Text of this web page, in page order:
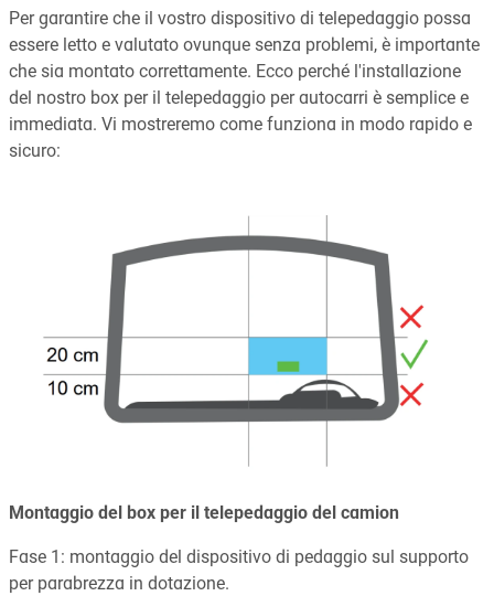
Per garantire che il vostro dispositivo di telepedaggio possa
essere letto e valutato ovunque senza problemi, è importante
che sia montato correttamente. Ecco perché l'installazione
del nostro box per il telepedaggio per autocarri è semplice e
immediata. Vi mostreremo come funziona in modo rapido e
sicuro:
Montaggio del box per il telepedaggio del camion
Fase 1: montaggio del dispositivo di pedaggio sul supporto
per parabrezza in dotazione.